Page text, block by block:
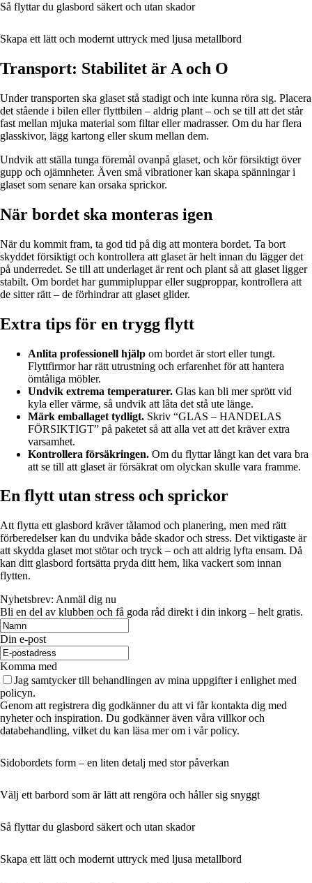
Så flyttar du glasbord säkert och utan skador
Skapa ett lätt och modernt uttryck med ljusa metallbord
Transport: Stabilitet är A och O
Under transporten ska glaset stå stadigt och inte kunna röra sig. Placera
det stående i bilen eller flyttbilen – aldrig plant – och se till att det står
fast mellan mjuka material som filtar eller madrasser. Om du har flera
glasskivor, lägg kartong eller skum mellan dem.
Undvik att ställa tunga föremål ovanpå glaset, och kör försiktigt över
gupp och ojämnheter. Även små vibrationer kan skapa spänningar i
glaset som senare kan orsaka sprickor.
När bordet ska monteras igen
När du kommit fram, ta god tid på dig att montera bordet. Ta bort
skyddet försiktigt och kontrollera att glaset är helt innan du lägger det
på underredet. Se till att underlaget är rent och plant så att glaset ligger
stabilt. Om bordet har gummipluppar eller sugproppar, kontrollera att
de sitter rätt – de förhindrar att glaset glider.
Extra tips för en trygg flytt
Anlita professionell hjälp om bordet är stort eller tungt.
Flyttfirmor har rätt utrustning och erfarenhet för att hantera
ömtåliga möbler.
Undvik extrema temperaturer. Glas kan bli mer sprött vid
kyla eller värme, så undvik att låta det stå ute länge.
Märk emballaget tydligt. Skriv “GLAS – HANDELAS
FÖRSIKTIGT” på paketet så att alla vet att det kräver extra
varsamhet.
Kontrollera försäkringen. Om du flyttar långt kan det vara bra
att se till att glaset är försäkrat om olyckan skulle vara framme.
En flytt utan stress och sprickor
Att flytta ett glasbord kräver tålamod och planering, men med rätt
förberedelser kan du undvika både skador och stress. Det viktigaste är
att skydda glaset mot stötar och tryck – och att aldrig lyfta ensam. Då
kan ditt glasbord fortsätta pryda ditt hem, lika vackert som innan
flytten.
Nyhetsbrev: Anmäl dig nu
Bli en del av klubben och få goda råd direkt i din inkorg – helt gratis.
Din e-post
Komma med
Jag samtycker till behandlingen av mina uppgifter i enlighet med
policyn.
Genom att registrera dig godkänner du att vi får kontakta dig med
nyheter och inspiration. Du godkänner även våra villkor och
databehandling, vilket du kan läsa mer om i vår policy.
Sidobordets form – en liten detalj med stor påverkan
Välj ett barbord som är lätt att rengöra och håller sig snyggt
Så flyttar du glasbord säkert och utan skador
Skapa ett lätt och modernt uttryck med ljusa metallbord